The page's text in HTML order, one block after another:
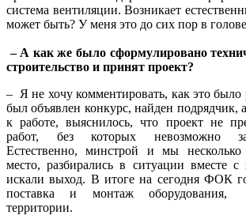
система вентиляции. Возникает
может быть? У меня это до сих пор в
– А как же было сформулировано
строительство и принят проект?
– Я не хочу комментировать, как это
был объявлен конкурс, найден подрядчик,
к работе, выяснилось, что проект не
работ, без которых невозможно
Естественно, минстрой и мы
место, разбирались в ситуации вместе с
искали выход. В итоге на сегодня ФОК
поставка и монтаж оборудования,
территории.